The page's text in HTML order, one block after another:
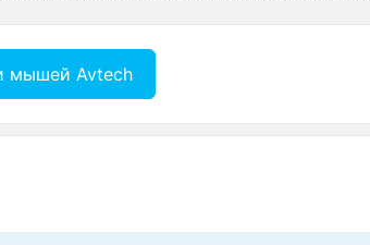
мышей Avtech